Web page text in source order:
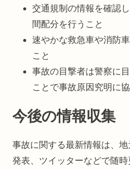
交通規制の情報を確認
間配分を行うこと
速やかな救急車や消防
こと
事故の目撃者は警察に
ことで事故原因究明に
今後の情報収集
事故に関する最新情報は、
発表、ツイッターなどで随